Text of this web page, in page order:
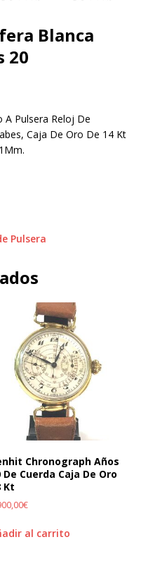
Blanca
20
A Pulsera Reloj De
Caja De Oro De 14 Kt
Pulsera
Chronograph Años
De Cuerda Caja De Oro
Kt
€
al carrito